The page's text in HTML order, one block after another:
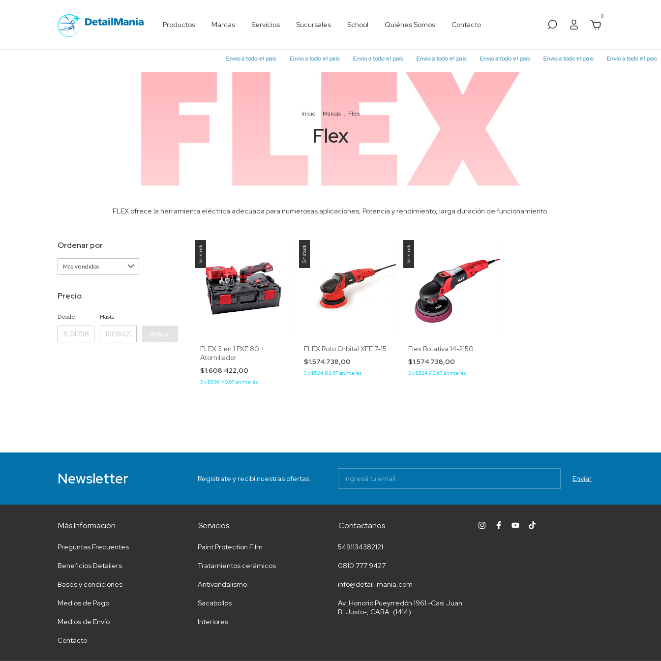
Productos Marcas Servicios Sucursales School Quiénes Somos Contacto
0
Envio a todo el país Envio a todo el país Envio a todo el país Envio a todo el país Envio a todo el país Envio a todo el país Envio a todo el país
Inicio . Marcas . Flex
Flex
FLEX ofrece la herramienta eléctrica adecuada para numerosas aplicaciones; Potencia y rendimiento, larga duración de funcionamiento.
Ordenar por
Precio
Desde Hasta
Aplicar
Sin stock
FLEX 3 en 1 PXE 80 +
Atornillador
$1.608.422,00
3 x$536.140,67 sin interés
Sin stock
FLEX Roto Orbital XFE 7-15
$1.574.738,00
3 x$524.912,67 sin interés
Sin stock
Flex Rotativa 14-2150
$1.574.738,00
3 x$524.912,67 sin interés
Newsletter Registrate y recibí nuestras ofertas.
Más Información
Preguntas Frecuentes
Beneficios Detailers
Bases y condiciones
Medios de Pago
Medios de Envío
Contacto
Servicios
Paint Protection Film
Tratamientos cerámicos
Antivandalismo
Sacabollos
Interiores
Contactanos
5491134382121
0810 777 9427
info@detail-mania.com
Av. Honorio Pueyrredón 1961 -Casi Juan
B. Justo-, CABA. (1414)